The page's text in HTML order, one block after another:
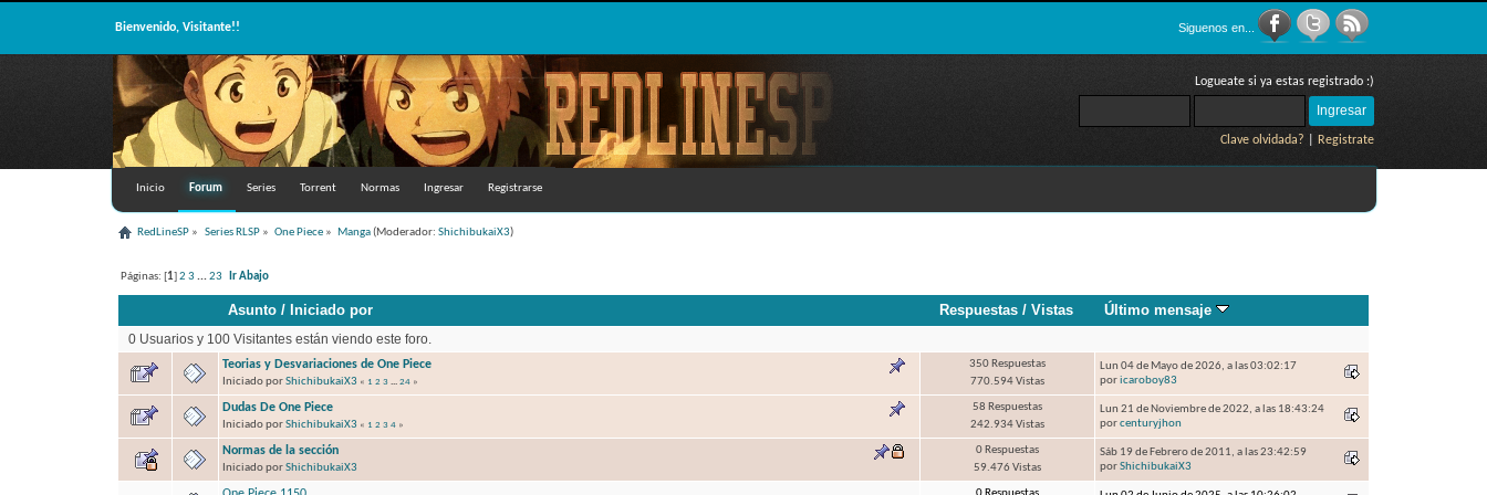
Bienvenido, Visitante!! Siguenos en...
Logueate si ya estas registrado :)
Clave olvidada? Registrate
Inicio Forum Series Torrent Normas Ingresar Registrarse
RedLineSP » Series RLSP» One Piece » Manga(Moderador:ShichibukaiX3)
Páginas: [ 1 ]2 3 ...23 Ir Abajo
Asunto/ Iniciado por Respuestas /Vistas Último mensaje
0 Usuarios y 100 Visitantes están viendo este foro.
Teorias y Desvariaciones de One Piece
Iniciado porShichibukaiX3 « 1 2 3 ... 24»
350 Respuestas
770.594 Vistas
Lun 04 de Mayo de 2026, a las 03:02:17
poricaroboy83
Dudas De One Piece
Iniciado porShichibukaiX3 « 1 2 3 4»
58 Respuestas
242.934 Vistas
Lun 21 de Noviembre de 2022, a las 18:43:24
porcenturyjhon
Normas de la sección
Iniciado porShichibukaiX3
0 Respuestas
59.476 Vistas
Sáb 19 de Febrero de 2011, a las 23:42:59
porShichibukaiX3